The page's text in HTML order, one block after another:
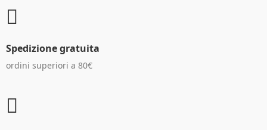
Spedizione gratuita
ordini superiori a 80€